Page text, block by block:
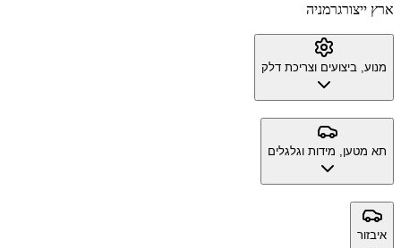
ארץ ייצורגרמניה
מנוע, ביצועים וצריכת דלק
תא מטען, מידות וגלגלים
איבזור